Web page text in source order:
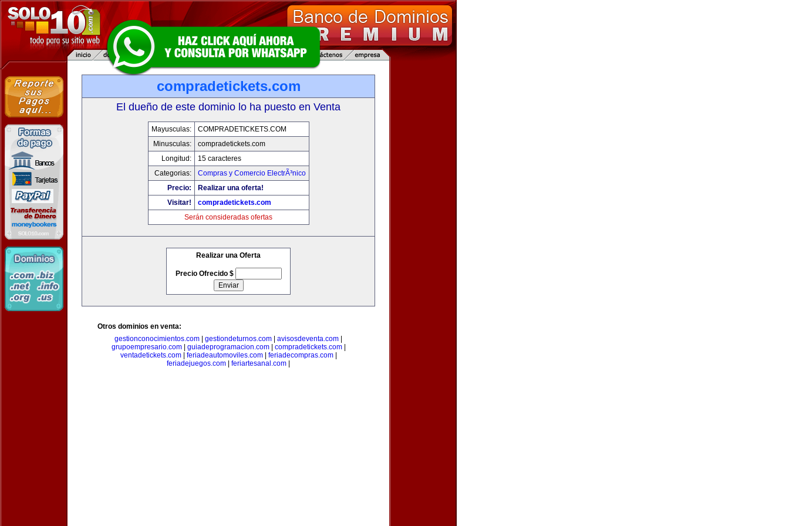
compradetickets.com
El dueño de este dominio lo ha puesto en Venta
Mayusculas:
COMPRADETICKETS.COM
Minusculas:
compradetickets.com
Longitud:
15 caracteres
Categorias:
Compras y Comercio ElectrÃ³nico
Precio:
Realizar una oferta!
Visitar!
compradetickets.com
Serán consideradas ofertas
Realizar una Oferta
Precio Ofrecido $
Otros dominios en venta:
gestionconocimientos.com
gestiondeturnos.com avisosdeventa.com
grupoempresario.com| guiadeprogramacion.com| compradetickets.com|
ventadetickets.com| feriadeautomoviles.com| feriadecompras.com|
feriadejuegos.com
feriartesanal.com